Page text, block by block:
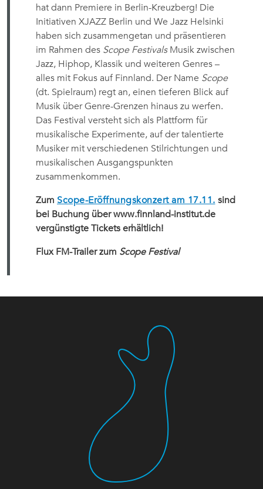
hat dann Premiere in Berlin-Kreuzberg! Die
Initiativen XJAZZ Berlin und We Jazz Helsinki
haben sich zusammengetan und präsentieren
im Rahmen des Scope FestivalsMusik zwischen
Jazz, Hiphop, Klassik und weiteren Genres –
alles mit Fokus auf Finnland. Der Name Scope
(dt. Spielraum) regt an, einen tieferen Blick auf
Musik über Genre-Grenzen hinaus zu werfen.
Das Festival versteht sich als Plattform für
musikalische Experimente, auf der talentierte
Musiker mit verschiedenen Stilrichtungen und
musikalischen Ausgangspunkten
zusammenkommen.
Zum Scope-Eröffnungskonzert am 17.11. sind
bei Buchung über www.finnland-institut.de
vergünstigte Tickets erhältlich!
Flux FM-Trailer zum Scope Festival